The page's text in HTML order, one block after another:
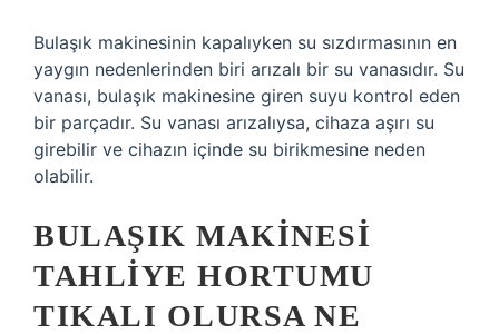
Bulaşık makinesinin kapalıyken su sızdırmasının en
yaygın nedenlerinden biri arızalı bir su vanasıdır. Su
vanası, bulaşık makinesine giren suyu kontrol eden
bir parçadır. Su vanası arızalıysa, cihaza aşırı su
girebilir ve cihazın içinde su birikmesine neden
olabilir.
BULAŞIK MAKINESI
TAHLIYE HORTUMU
TIKALI OLURSA NE